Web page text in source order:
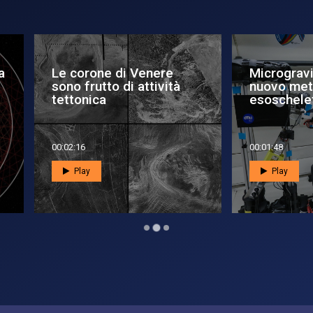
di Venere
frutto di attività
Play
Microgravità simulata,
nuovo metodo con
esoscheletro...
00:01:48
Play